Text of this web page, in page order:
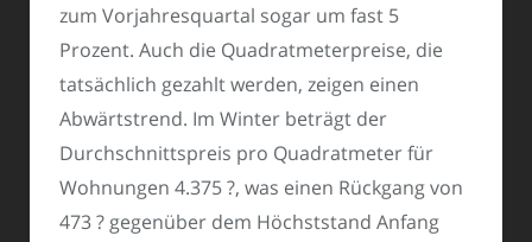
zum Vorjahresquartal sogar um fast 5
Prozent. Auch die Quadratmeterpreise, die
tatsächlich gezahlt werden, zeigen einen
Abwärtstrend. Im Winter beträgt der
Durchschnittspreis pro Quadratmeter für
Wohnungen 4.375 ?, was einen Rückgang von
473 ? gegenüber dem Höchststand Anfang